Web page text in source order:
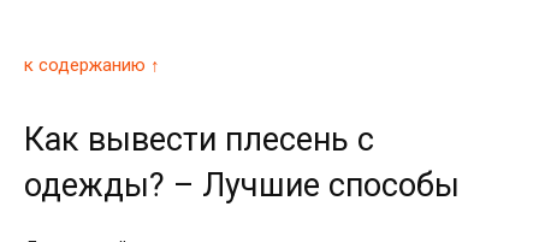
к содержанию ↑
Как вывести плесень с
одежды? – Лучшие способы